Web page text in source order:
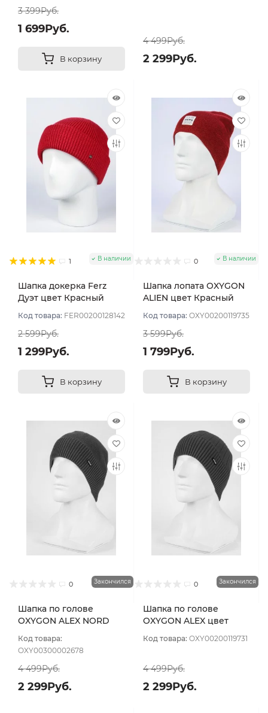
3 399Руб.
1 699Руб.
В корзину
4 499Руб.
2 299Руб.
1 В наличии
Шапка докерка Ferz
Дуэт цвет Красный
Код товара: FER00200128142
2 599Руб.
1 299Руб.
В корзину
0 В наличии
Шапка лопата OXYGON
ALIEN цвет Красный
Код товара: OXY00200119735
3 599Руб.
1 799Руб.
В корзину
0 Закончился
Шапка по голове
OXYGON ALEX NORD
Код товара:
OXY00300002678
4 499Руб.
2 299Руб.
0 Закончился
Шапка по голове
OXYGON ALEX цвет
Код товара: OXY00200119731
4 499Руб.
2 299Руб.